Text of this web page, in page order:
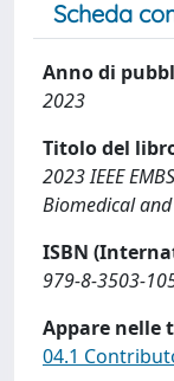
Scheda
Anno di
2023
Titolo del
2023 IEEE
Biomedical
ISBN
979-8-3503-
Appare nelle
04.1